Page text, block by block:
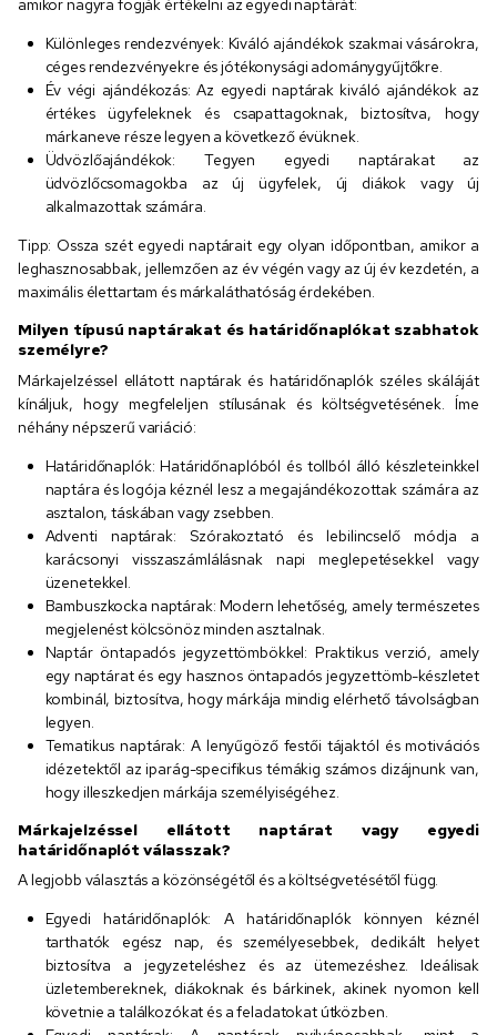
amikor nagyra fogják értékelni az egyedi naptárát:
Különleges rendezvények: Kiváló ajándékok szakmai vásárokra,
céges rendezvényekre és jótékonysági adománygyűjtőkre.
Év végi ajándékozás: Az egyedi naptárak kiváló ajándékok az
értékes ügyfeleknek és csapattagoknak, biztosítva, hogy
márkaneve része legyen a következő évüknek.
Üdvözlőajándékok: Tegyen egyedi naptárakat az
üdvözlőcsomagokba az új ügyfelek, új diákok vagy új
alkalmazottak számára.
Tipp: Ossza szét egyedi naptárait egy olyan időpontban, amikor a
leghasznosabbak, jellemzően az év végén vagy az új év kezdetén, a
maximális élettartam és márkaláthatóság érdekében.
Milyen típusú naptárakat és határidőnaplókat szabhatok
személyre?
Márkajelzéssel ellátott naptárak és határidőnaplók széles skáláját
kínáljuk, hogy megfeleljen stílusának és költségvetésének. Íme
néhány népszerű variáció:
Határidőnaplók: Határidőnaplóból és tollból álló készleteinkkel
naptára és logója kéznél lesz a megajándékozottak számára az
asztalon, táskában vagy zsebben.
Adventi naptárak: Szórakoztató és lebilincselő módja a
karácsonyi visszaszámlálásnak napi meglepetésekkel vagy
üzenetekkel.
Bambuszkocka naptárak: Modern lehetőség, amely természetes
megjelenést kölcsönöz minden asztalnak.
Naptár öntapadós jegyzettömbökkel: Praktikus verzió, amely
egy naptárat és egy hasznos öntapadós jegyzettömb-készletet
kombinál, biztosítva, hogy márkája mindig elérhető távolságban
legyen.
Tematikus naptárak: A lenyűgöző festői tájaktól és motivációs
idézetektől az iparág-specifikus témákig számos dizájnunk van,
hogy illeszkedjen márkája személyiségéhez.
Márkajelzéssel ellátott naptárat vagy egyedi
határidőnaplót válasszak?
A legjobb választás a közönségétől és a költségvetésétől függ.
Egyedi határidőnaplók: A határidőnaplók könnyen kéznél
tarthatók egész nap, és személyesebbek, dedikált helyet
biztosítva a jegyzeteléshez és az ütemezéshez. Ideálisak
üzletembereknek, diákoknak és bárkinek, akinek nyomon kell
követnie a találkozókat és a feladatokat útközben.